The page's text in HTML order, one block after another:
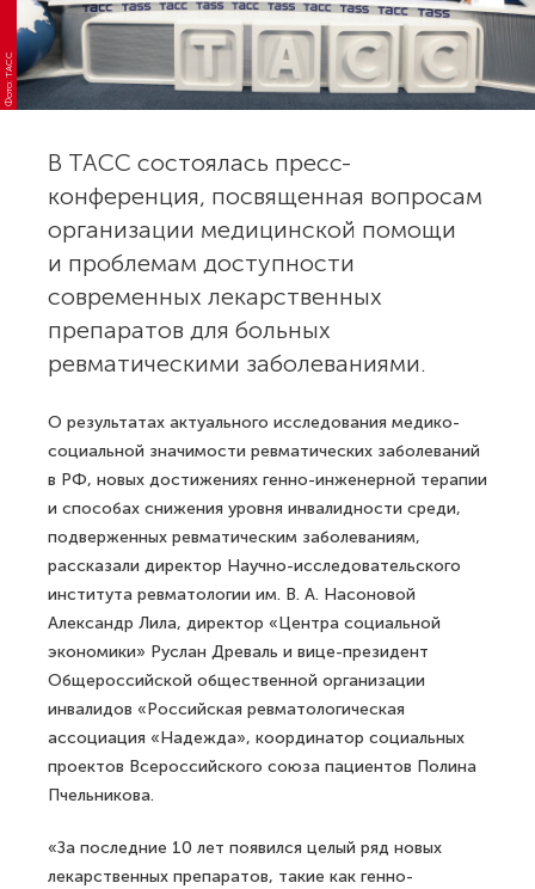
Фото: ТАСС
В ТАСС состоялась пресс-
конференция, посвященная вопросам
организации медицинской помощи
и проблемам доступности
современных лекарственных
препаратов для больных
ревматическими заболеваниями.
О результатах актуального исследования медико-
социальной значимости ревматических заболеваний
в РФ, новых достижениях генно-инженерной терапии
и способах снижения уровня инвалидности среди,
подверженных ревматическим заболеваниям,
рассказали директор Научно-исследовательского
института ревматологии им. В. А. Насоновой
Александр Лила, директор «Центра социальной
экономики» Руслан Древаль и вице-президент
Общероссийской общественной организации
инвалидов «Российская ревматологическая
ассоциация «Надежда», координатор социальных
проектов Всероссийского союза пациентов Полина
Пчельникова.
«За последние 10 лет появился целый ряд новых
лекарственных препаратов, такие как генно-